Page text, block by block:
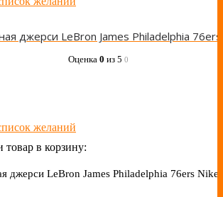
Оценка 0 из 5 0
желаний
в корзину:
джерси LeBron James Philadelphia 76ers Nike